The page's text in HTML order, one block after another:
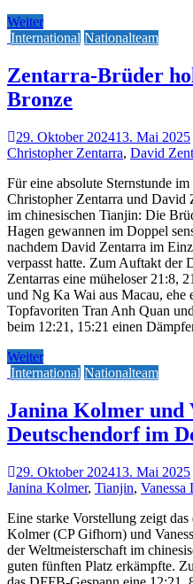
Weiter
International Nationalteam
Zentarra-Brüder
Bronze
29. Oktober 202413. Mai 2025
Christopher Zentarra, David
Für eine absolute Sternstunde
Christopher Zentarra und David
im chinesischen Tianjin: Die
Hagen gewannen im Doppel
nachdem David Zentarra im
verpasst hatte. Zum Auftakt der
Zentarras eine müheloser 21:8,
und Ng Ka Wai aus Macau, ehe
Topfavoriten Tran Anh Quan
beim 12:21, 15:21 einen
Weiter
International Nationalteam
Janina Kolmer und
Deutschendorf im
29. Oktober 202413. Mai 2025
Janina Kolmer, Tianjin, Vanessa
Eine starke Vorstellung zeigt
Kolmer (CP Gifhorn) und
der Weltmeisterschaft im
guten fünften Platz erkämpfte.